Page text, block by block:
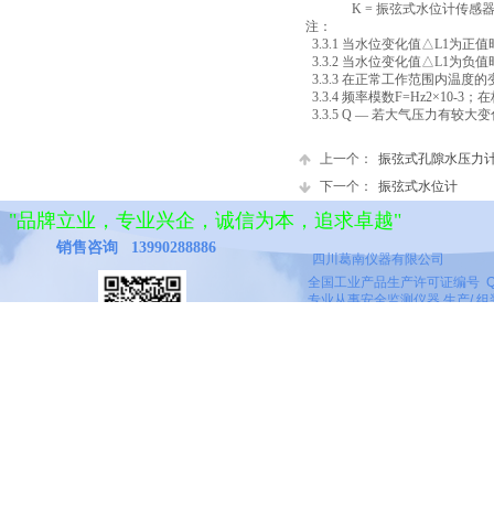
K = 振弦式水位计传感
注：
3.3.1 当水位变化值△L1为正值
3.3.2 当水位变化值△L1为负值
3.3.3 在正常工作范围内温度的
3.3.4 频率模数F=Hz2×10-3 ；
3.3.5 Q — 若大气压力有较大
上一个：
振弦式孔隙水压力
下一个：
振弦式水位计
"品牌立业，专业兴企 ，诚信为本，追求卓越"
四川葛南仪器有限公司
全国工业产品生产许可证编号
专业从事安全监测仪器 生产/
销售咨询 13990288886